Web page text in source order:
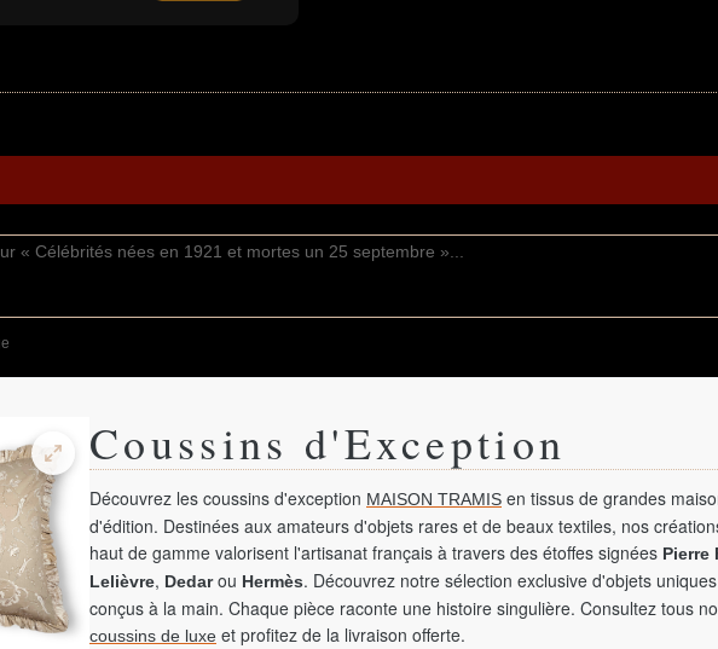
Coussins d'Exception
Découvrez les coussins d'exception MAISON TRAMIS en tissus de grandes
d'édition. Destinées aux amateurs d'objets rares et de beaux textiles, nos
haut de gamme valorisent l'artisanat français à travers des étoffes signées Pierre
Lelièvre, Dedarou Hermès. Découvrez notre sélection exclusive d'objets uniques
conçus à la main. Chaque pièce raconte une histoire singulière. Consultez tous
coussins de luxe et profitez de la livraison offerte.